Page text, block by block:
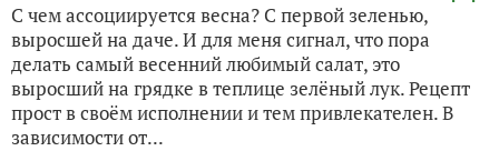
С чем ассоциируется весна? С первой зеленью,
выросшей на даче. И для меня сигнал, что пора
делать самый весенний любимый салат, это
выросший на грядке в теплице зелёный лук. Рецепт
прост в своём исполнении и тем привлекателен. В
зависимости от...